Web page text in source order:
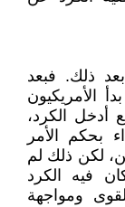
ذلك. فبعد
من صد داعش في عام 2018، بدأ الأمريكيون
أدخل الكرد،
بحكم الأمر
لكن ذلك لم
فيه الكرد
ومواجهة